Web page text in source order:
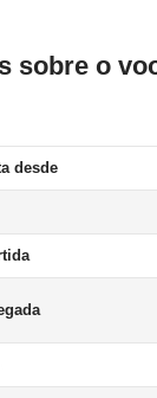
sobre o
desde